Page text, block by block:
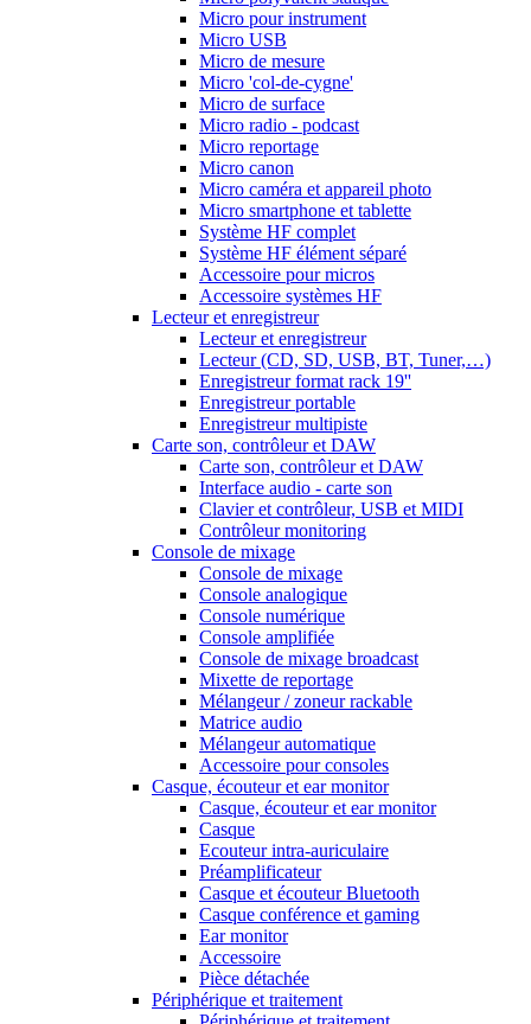
Micro pour instrument
Micro USB
Micro de mesure
Micro 'col-de-cygne'
Micro de surface
Micro radio - podcast
Micro reportage
Micro canon
Micro caméra et appareil photo
Micro smartphone et tablette
Système HF complet
Système HF élément séparé
Accessoire pour micros
Accessoire systèmes HF
Lecteur et enregistreur
Lecteur et enregistreur
Lecteur (CD, SD, USB, BT, Tuner,…)
Enregistreur format rack 19''
Enregistreur portable
Enregistreur multipiste
Carte son, contrôleur et DAW
Carte son, contrôleur et DAW
Interface audio - carte son
Clavier et contrôleur, USB et MIDI
Contrôleur monitoring
Console de mixage
Console de mixage
Console analogique
Console numérique
Console amplifiée
Console de mixage broadcast
Mixette de reportage
Mélangeur / zoneur rackable
Matrice audio
Mélangeur automatique
Accessoire pour consoles
Casque, écouteur et ear monitor
Casque, écouteur et ear monitor
Casque
Ecouteur intra-auriculaire
Préamplificateur
Casque et écouteur Bluetooth
Casque conférence et gaming
Ear monitor
Accessoire
Pièce détachée
Périphérique et traitement